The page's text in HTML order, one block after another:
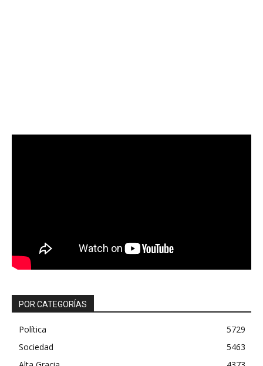
POR CATEGORÍAS
Política
5729
Sociedad
5463